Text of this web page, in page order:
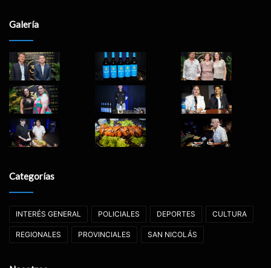
Galería
Categorías
INTERÉS GENERAL POLICIALES DEPORTES CULTURA
REGIONALES PROVINCIALES SAN NICOLÁS